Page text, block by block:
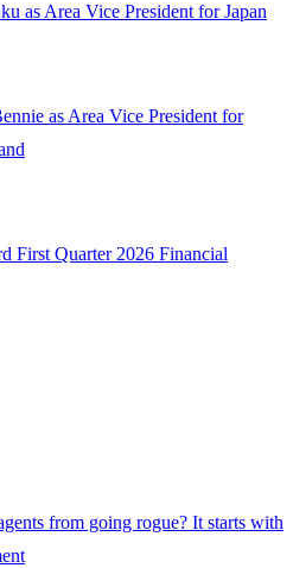
as Area Vice President for Japan
as Area Vice President for
First Quarter 2026 Financial
from going rogue? It starts with